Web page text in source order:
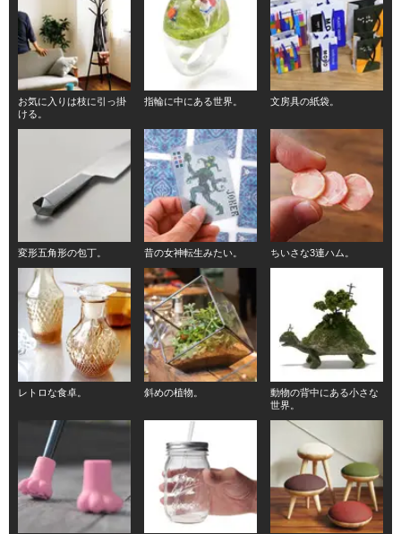
お気に入りは枝に引っ掛
ける。
指輪に中にある世界。 文房具の紙袋。
変形五角形の包丁。 昔の女神転生みたい。 ちいさな3連ハム。
レトロな食卓。 斜めの植物。
動物の背中にある小さな
世界。